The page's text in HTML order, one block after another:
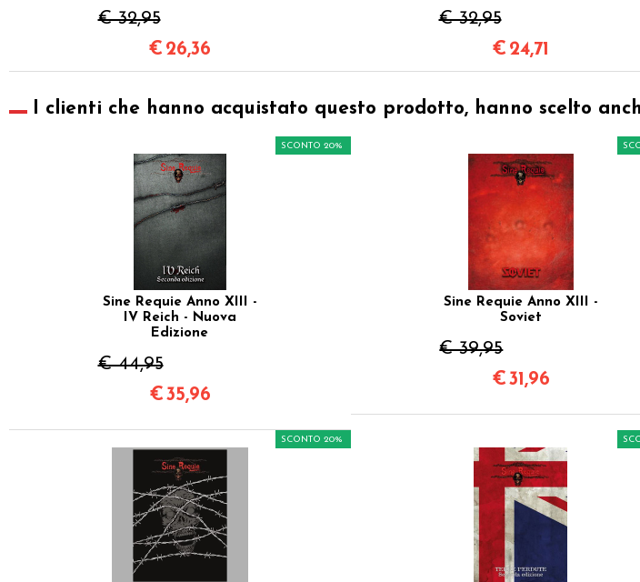
€ 32,95
€ 26,36
€ 32,95
€ 24,71
I clienti che hanno acquistato questo prodotto, hanno scelto
Sine Requie Anno XIII -
IV Reich - Nuova
Edizione
€ 44,95
SCONTO 20%
€35,96
Sine Requie Anno XIII -
Soviet
€ 39,95
€ 31,96
SCONTO 20%